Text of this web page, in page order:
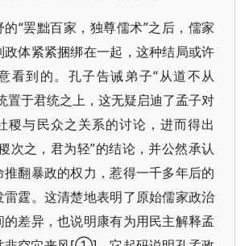
的“罢黜百家，独尊儒术”之后，儒家
政体紧紧捆绑在一起，这种结局或许
看到的。孔子告诫弟子“从道不从
置于君统之上，这无疑启迪了孟子对
稷与民众之关系的讨论，进而得出
次之，君为轻”的结论，并公然承认
推翻暴政的权力，惹得一千多年后的
雷霆。这清楚地表明了原始儒家政治
差异，也说明康有为用民主解释孟